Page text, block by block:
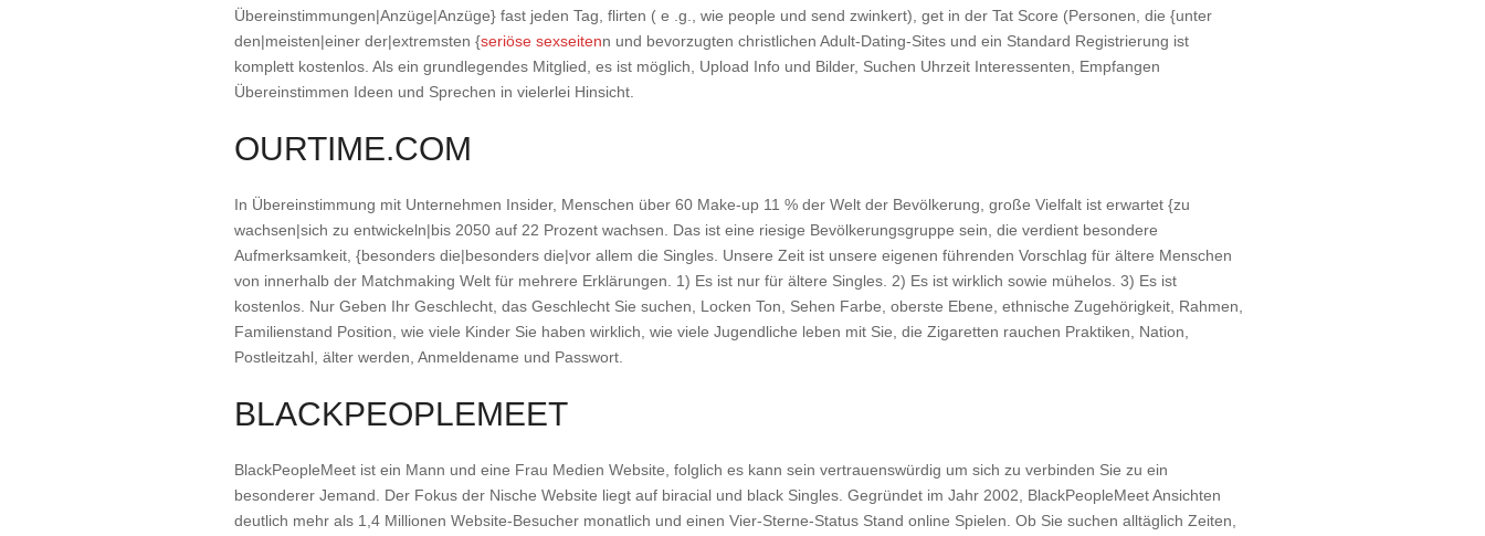
Übereinstimmungen|Anzüge|Anzüge} fast jeden Tag, flirten ( e .g., wie people und send zwinkert), get in der Tat Score (Personen, die {unter
den|meisten|einer der|extremsten {seriöse sexseitenn und bevorzugten christlichen Adult-Dating-Sites und ein Standard Registrierung ist
komplett kostenlos. Als ein grundlegendes Mitglied, es ist möglich, Upload Info und Bilder, Suchen Uhrzeit Interessenten, Empfangen
Übereinstimmen Ideen und Sprechen in vielerlei Hinsicht.
OURTIME.COM
In Übereinstimmung mit Unternehmen Insider, Menschen über 60 Make-up 11 % der Welt der Bevölkerung, große Vielfalt ist erwartet {zu
wachsen|sich zu entwickeln|bis 2050 auf 22 Prozent wachsen. Das ist eine riesige Bevölkerungsgruppe sein, die verdient besondere
Aufmerksamkeit, {besonders die|besonders die|vor allem die Singles. Unsere Zeit ist unsere eigenen führenden Vorschlag für ältere Menschen
von innerhalb der Matchmaking Welt für mehrere Erklärungen. 1) Es ist nur für ältere Singles. 2) Es ist wirklich sowie mühelos. 3) Es ist
kostenlos. Nur Geben Ihr Geschlecht, das Geschlecht Sie suchen, Locken Ton, Sehen Farbe, oberste Ebene, ethnische Zugehörigkeit, Rahmen,
Familienstand Position, wie viele Kinder Sie haben wirklich, wie viele Jugendliche leben mit Sie, die Zigaretten rauchen Praktiken, Nation,
Postleitzahl, älter werden, Anmeldename und Passwort.
BLACKPEOPLEMEET
BlackPeopleMeet ist ein Mann und eine Frau Medien Website, folglich es kann sein vertrauenswürdig um sich zu verbinden Sie zu ein
besonderer Jemand. Der Fokus der Nische Website liegt auf biracial und black Singles. Gegründet im Jahr 2002, BlackPeopleMeet Ansichten
deutlich mehr als 1,4 Millionen Website-Besucher monatlich und einen Vier-Sterne-Status Stand online Spielen. Ob Sie suchen alltäglich Zeiten,